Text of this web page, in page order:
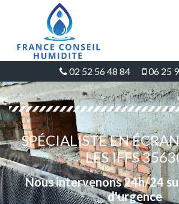
02 52 56 48 84 06 25
SPÉCIALISTE EN
LES IFFS
Nous intervenons 24h/24
d'urgence